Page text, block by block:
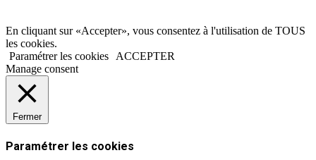
En cliquant sur «Accepter», vous consentez à l'utilisation de TOUS
les cookies.
Paramétrer les cookies
ACCEPTER
Manage consent
Fermer
Paramétrer les cookies